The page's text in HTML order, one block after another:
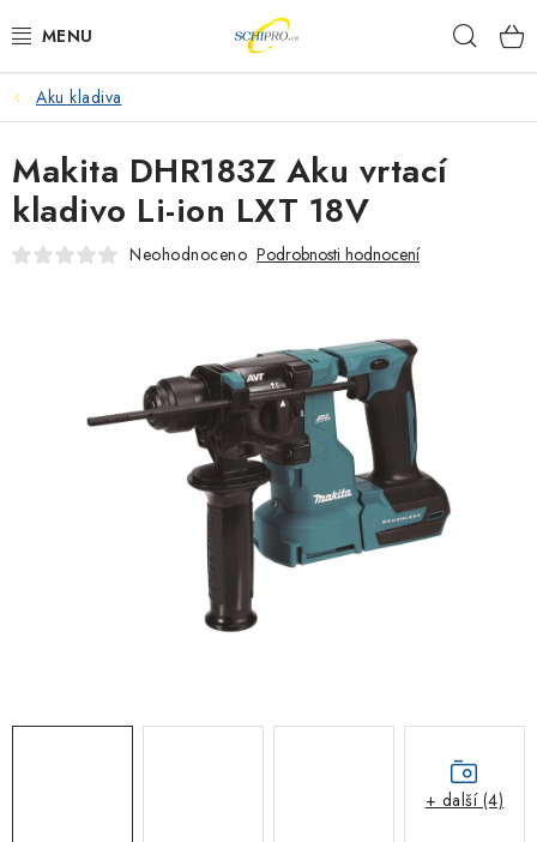
na
AKU NÁŘADÍ
ELEKTRICKÉ NÁŘADÍ
PŘÍSLUŠENSTVÍ
ZAHRADNÍ TECHNIKA
Obchodní podmínky
Aku kladiva
Makita DHR183Z Aku vrtací
kladivo Li-ion LXT 18V
Neohodnoceno Podrobnosti hodnocení
+ další (4)